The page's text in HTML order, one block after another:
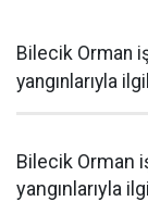
Bilecik Orman
yangınlarıyla
Bilecik Orman
yangınlarıyla